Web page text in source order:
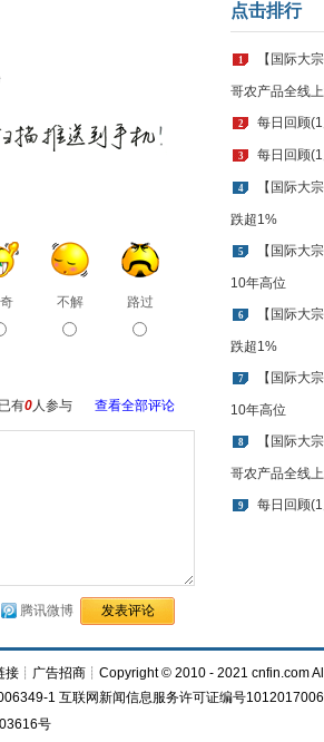
不解 路过
已有0人参与 查看全部评论
腾讯微博
点击排行
1 【国际大
哥农产品全线
2 每日回顾
3 每日回顾
4 【国际大
跌超1%
5 【国际大
10年高位
6 【国际大
跌超1%
7 【国际大
10年高位
8 【国际大
哥农产品全线
9 每日回顾
接┊ 广告招商┊Copyright © 2010 - 2021 cnfin.com
1 互联网新闻信息服务许可证编号
03616号